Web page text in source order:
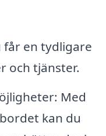
får en tydligare
och tjänster.
Med
kan du